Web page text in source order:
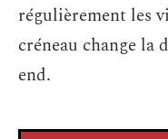
régulièrement les
créneau change la
end.